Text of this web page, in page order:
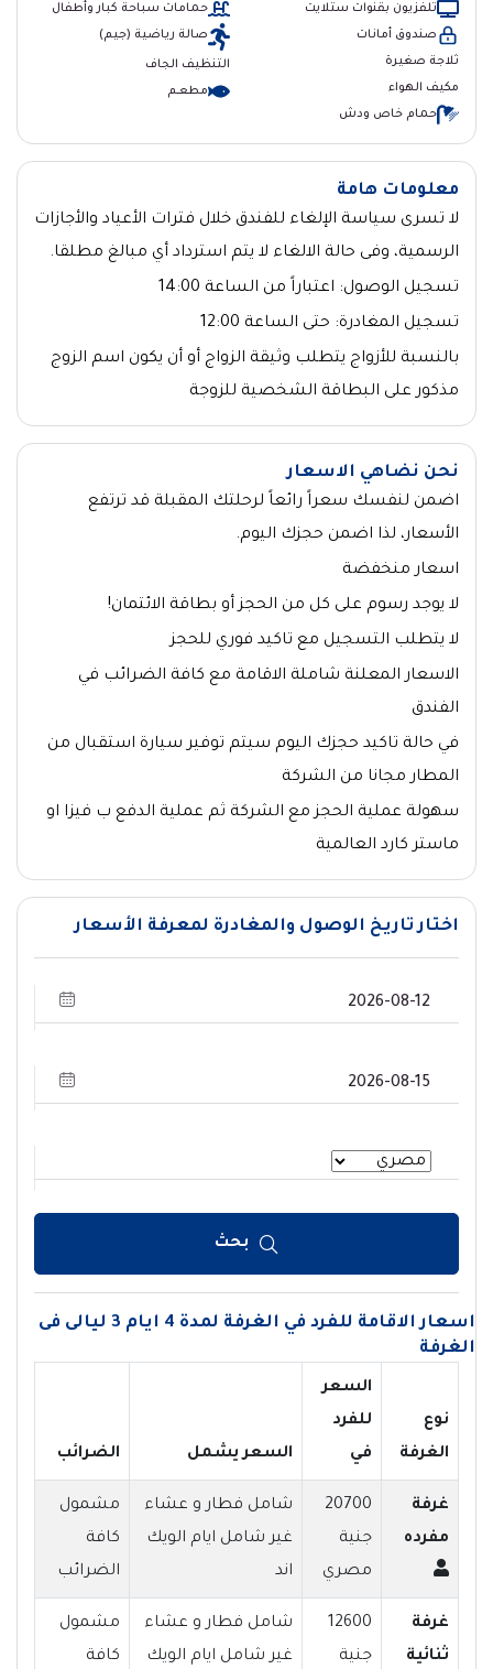
تلفزيون بقنوات ستلايت
صندوق أمانات
ثلاجة صغيرة
مكيف الهواء
حمام خاص ودش
حمامات سباحة كبار وأطفال
صالة رياضية (جيم)
التنظيف الجاف
مطعــم
معلومات هامة
لا تسرى سياسة الإلغاء للفندق خلال فترات الأعياد والأجازات
الرسمية، وفى حالة الالغاء لا يتم استرداد أي مبالغ مطلقا.
تسجيل الوصول: اعتباراً من الساعة 14:00
تسجيل المغادرة: حتى الساعة 12:00
بالنسبة للأزواج يتطلب وثيقة الزواج أو أن يكون اسم الزوج
مذكور على البطاقة الشخصية للزوجة
نحن نضاهي الاسعار
اضمن لنفسك سعراً رائعاً لرحلتك المقبلة قد ترتفع
الأسعار، لذا اضمن حجزك اليوم.
اسعار منخفضة
لا يوجد رسوم على كل من الحجز أو بطاقة الائتمان!
لا يتطلب التسجيل مع تاكيد فوري للحجز
الاسعار المعلنة شاملة الاقامة مع كافة الضرائب في
الفندق
في حالة تاكيد حجزك اليوم سيتم توفير سيارة استقبال من
المطار مجانا من الشركة
سهولة عملية الحجز مع الشركة ثم عملية الدفع ب فيزا او
ماستر كارد العالمية
اختار تاريخ الوصول والمغادرة لمعرفة الأسعار
بحث
اسعار الاقامة للفرد في الغرفة لمدة 4 ايام 3 ليالى فى
الغرفة
نوع
الغرفة
السعر
للفرد
في
السعر يشمل الضرائب
غرفة
مفرده
20700
جنية
مصري
شامل فطار و عشاء
غير شامل ايام الويك
اند
مشمول
كافة
الضرائب
غرفة
ثنائية
12600
جنية
شامل فطار و عشاء
غير شامل ايام الويك
مشمول
كافة